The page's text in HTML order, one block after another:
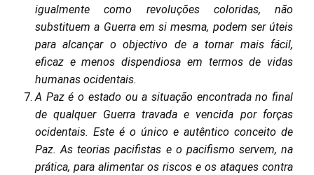
igualmente como revoluções coloridas, não
substituem a Guerra em si mesma, podem ser úteis
para alcançar o objectivo de a tornar mais fácil,
eficaz e menos dispendiosa em termos de vidas
humanas ocidentais.
A Paz é o estado ou a situação encontrada no final
de qualquer Guerra travada e vencida por forças
ocidentais. Este é o único e autêntico conceito de
Paz. As teorias pacifistas e o pacifismo servem, na
prática, para alimentar os riscos e os ataques contra